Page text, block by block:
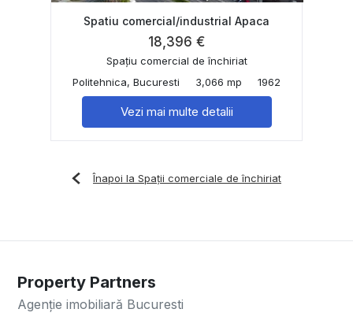
Spatiu comercial/industrial Apaca
18,396 €
Spațiu comercial de închiriat
Politehnica, Bucuresti
3,066 mp 1962
Vezi mai multe detalii
Înapoi la Spații comerciale de închiriat
Property Partners
Agenție imobiliară Bucuresti